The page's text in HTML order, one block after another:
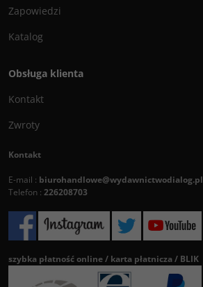
Zapowiedzi
Katalog
Obsługa klienta
Kontakt
Zwroty
Kontakt
E-mail : biurohandlowe@wydawnictwodialog.pl
Telefon : 226208703
szybka płatność online / karta płatnicza / BLIK